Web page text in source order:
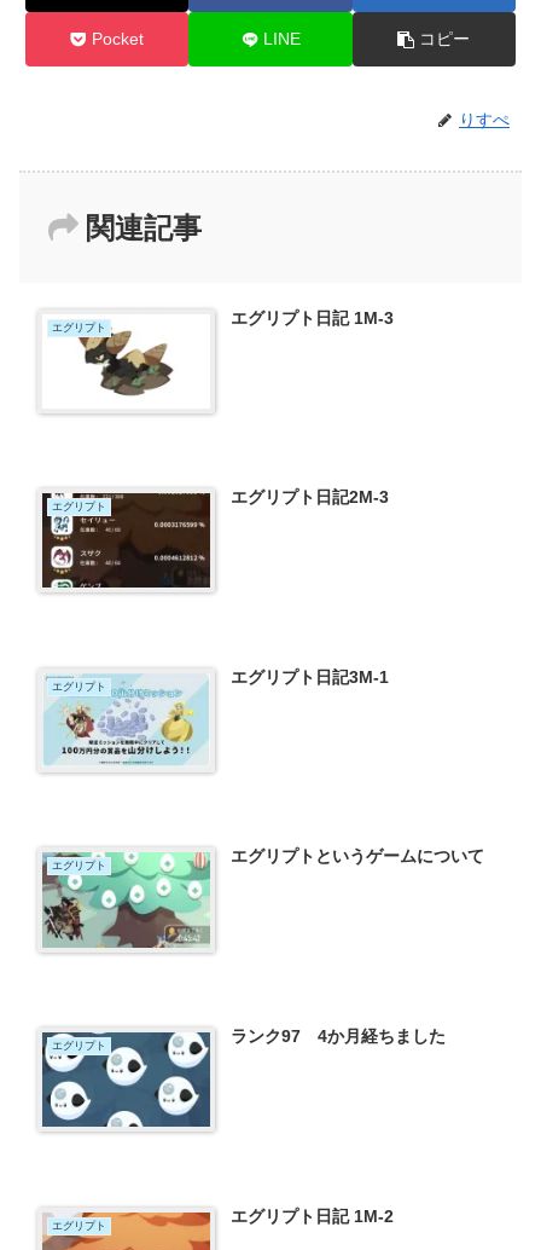
Pocket LINE コピー
りすぺ
関連記事
エグリプト エグリプト日記 1M-3
エグリプト エグリプト日記2M-3
エグリプト エグリプト日記3M-1
エグリプト エグリプトというゲームについて
エグリプト ランク97 4か月経ちました
エグリプト エグリプト日記 1M-2